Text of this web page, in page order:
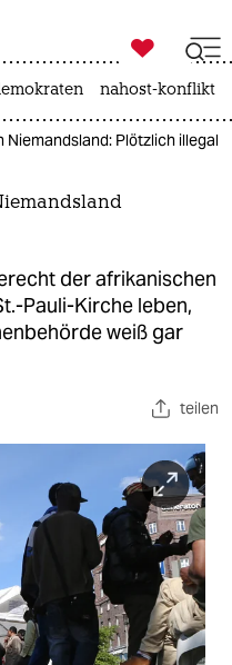

taz zahl ich
nahost-konflikt
Plötzlich illegal
der afrikanischen
Pauli-Kirche leben,
weiß gar
teilen